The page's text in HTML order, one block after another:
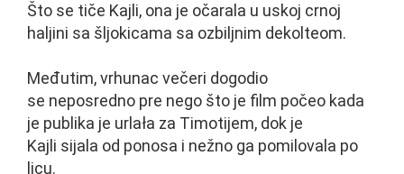
Što se tiče Kajli, ona je očarala u uskoj crnoj
haljini sa šljokicama sa ozbiljnim dekolteom.
Međutim, vrhunac večeri dogodio
se neposredno pre nego što je film počeo kada
je publika je urlała za Timotijem, dok je
Kajli sijala od ponosa i nežno ga pomilovala po
licu.